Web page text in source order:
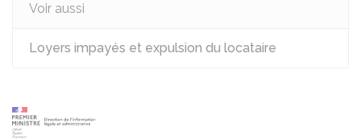
Voir aussi
Loyers impayés et expulsion du locataire